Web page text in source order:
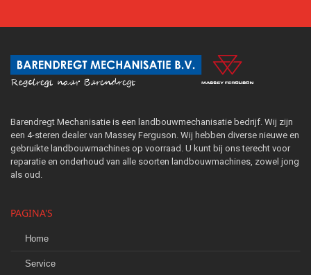
Barendregt Mechanisatie is een landbouwmechanisatie bedrijf. Wij zijn
een 4-steren dealer van Massey Ferguson. Wij hebben diverse nieuwe en
gebruikte landbouwmachines op voorraad. U kunt bij ons terecht voor
reparatie en onderhoud van alle soorten landbouwmachines, zowel jong
als oud.
PAGINA'S
Home
Service